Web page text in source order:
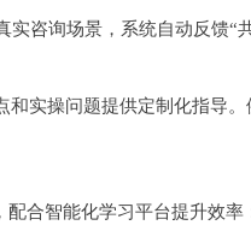
咨询场景，系统自动反馈“
和实操问题提供定制化指导
合智能化学习平台提升效率